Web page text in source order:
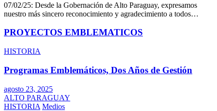
07/02/25: Desde la Gobernación de Alto Paraguay, expresamos
nuestro más sincero reconocimiento y agradecimiento a todos…
PROYECTOS EMBLEMATICOS
HISTORIA
Programas Emblemáticos, Dos Años de Gestión
agosto 23, 2025
ALTO PARAGUAY
HISTORIA Medios